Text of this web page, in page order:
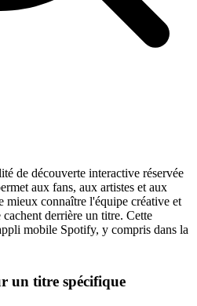
de découverte interactive réservée
aux fans, aux artistes et aux
mieux connaître l'équipe créative et
derrière un titre. Cette
mobile Spotify, y compris dans la
un titre spécifique